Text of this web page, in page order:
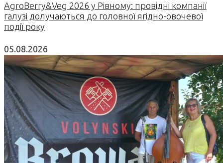
AgroBerry&Veg 2026 у Рівному: провідні компанії
галузі долучаються до головної ягідно-овочевої
події року
05.08.2026